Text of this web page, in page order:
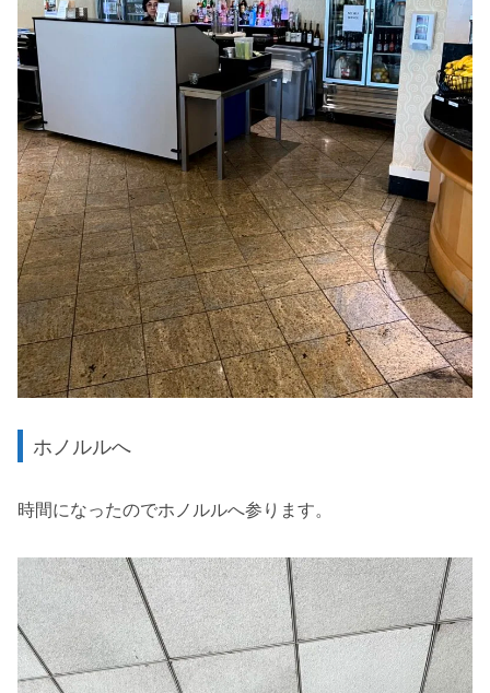
ホノルルへ
時間になったのでホノルルへ参ります。